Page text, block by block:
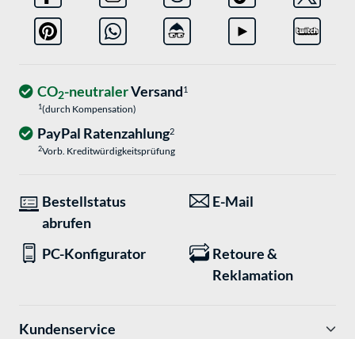
CO2-neutralerVersand1
1(durch Kompensation)
PayPal Ratenzahlung2
2Vorb. Kreditwürdigkeitsprüfung
Bestellstatus
abrufen
E-Mail
PC-Konfigurator
Retoure &
Reklamation
Kundenservice